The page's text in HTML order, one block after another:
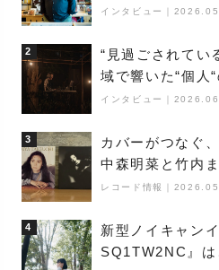
巨匠”が明かす創
インタビュー
2
“見過ごされて
域で響いた“個人
夜神楽』をレポ
インタビュー
3
カバーがつなぐ
中森明菜と竹内
レコード情報
4
新型ノイキャン
SQ1TW2NC』は